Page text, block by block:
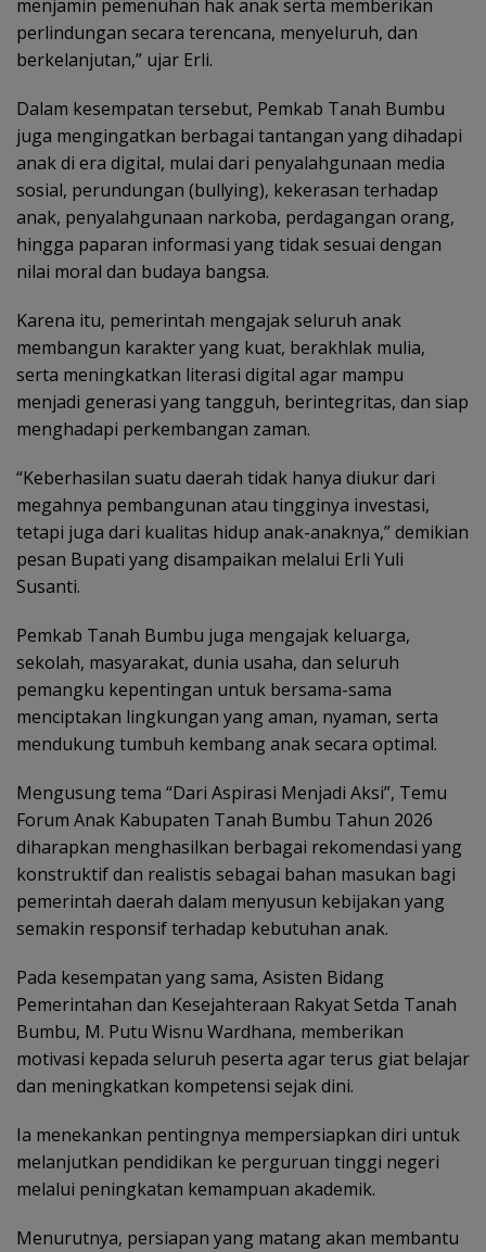
menjamin pemenuhan hak anak serta memberikan
perlindungan secara terencana, menyeluruh, dan
berkelanjutan,” ujar Erli.
Dalam kesempatan tersebut, Pemkab Tanah Bumbu
juga mengingatkan berbagai tantangan yang dihadapi
anak di era digital, mulai dari penyalahgunaan media
sosial, perundungan (bullying), kekerasan terhadap
anak, penyalahgunaan narkoba, perdagangan orang,
hingga paparan informasi yang tidak sesuai dengan
nilai moral dan budaya bangsa.
Karena itu, pemerintah mengajak seluruh anak
membangun karakter yang kuat, berakhlak mulia,
serta meningkatkan literasi digital agar mampu
menjadi generasi yang tangguh, berintegritas, dan siap
menghadapi perkembangan zaman.
“Keberhasilan suatu daerah tidak hanya diukur dari
megahnya pembangunan atau tingginya investasi,
tetapi juga dari kualitas hidup anak-anaknya,” demikian
pesan Bupati yang disampaikan melalui Erli Yuli
Susanti.
Pemkab Tanah Bumbu juga mengajak keluarga,
sekolah, masyarakat, dunia usaha, dan seluruh
pemangku kepentingan untuk bersama-sama
menciptakan lingkungan yang aman, nyaman, serta
mendukung tumbuh kembang anak secara optimal.
Mengusung tema “Dari Aspirasi Menjadi Aksi”, Temu
Forum Anak Kabupaten Tanah Bumbu Tahun 2026
diharapkan menghasilkan berbagai rekomendasi yang
konstruktif dan realistis sebagai bahan masukan bagi
pemerintah daerah dalam menyusun kebijakan yang
semakin responsif terhadap kebutuhan anak.
Pada kesempatan yang sama, Asisten Bidang
Pemerintahan dan Kesejahteraan Rakyat Setda Tanah
Bumbu, M. Putu Wisnu Wardhana, memberikan
motivasi kepada seluruh peserta agar terus giat belajar
dan meningkatkan kompetensi sejak dini.
Ia menekankan pentingnya mempersiapkan diri untuk
melanjutkan pendidikan ke perguruan tinggi negeri
melalui peningkatan kemampuan akademik.
Menurutnya, persiapan yang matang akan membantu